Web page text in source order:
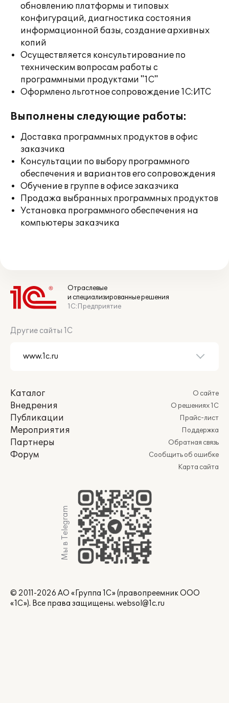
обновлению платформы и типовых
конфигураций, диагностика состояния
информационной базы, создание архивных
копий
Осуществляется консультирование по
техническим вопросам работы с
программными продуктами "1С"
Оформлено льготное сопровождение 1С:ИТС
Выполнены следующие работы:
Доставка программных продуктов в офис
заказчика
Консультации по выбору программного
обеспечения и вариантов его сопровождения
Обучение в группе в офисе заказчика
Продажа выбранных программных продуктов
Установка программного обеспечения на
компьютеры заказчика
Отраслевые
и специализированные решения
1С:Предприятие
Другие сайты 1С
Каталог
Внедрения
Публикации
Мероприятия
Партнеры
Форум
О сайте
О решениях 1С
Прайс-лист
Поддержка
Обратная связь
Сообщить об ошибке
Карта сайта
Мы в Telegram
© 2011-2026 АО «Группа 1С» (правопреемник ООО
«1С»). Все права защищены. websol@1c.ru